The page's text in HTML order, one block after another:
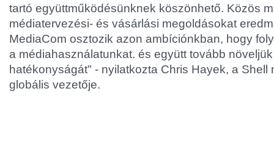
tartó együttműködésünknek köszönhető. Közös
médiatervezési- és vásárlási megoldásokat
MediaCom osztozik azon ambíciónkban, hogy
a médiahasználatunkat. és együtt tovább
hatékonyságát" - nyilatkozta Chris Hayek, a Shell
globális vezetője.